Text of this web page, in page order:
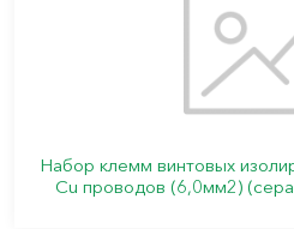
Набор клемм винтовых
Cu проводов (6,0мм2)